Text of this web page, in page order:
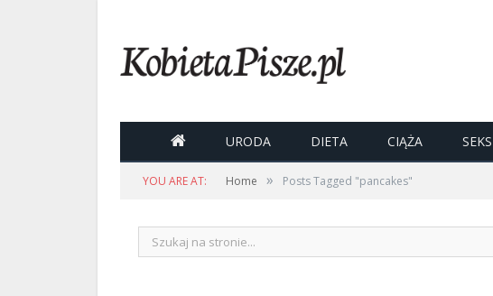
 URODA DIETA CIĄŻA SEKS
YOU ARE AT: Home » Posts Tagged "pancakes"